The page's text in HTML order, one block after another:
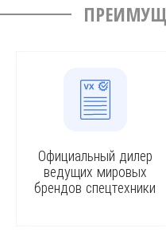
Официальный дилер
ведущих мировых
брендов спецтехники